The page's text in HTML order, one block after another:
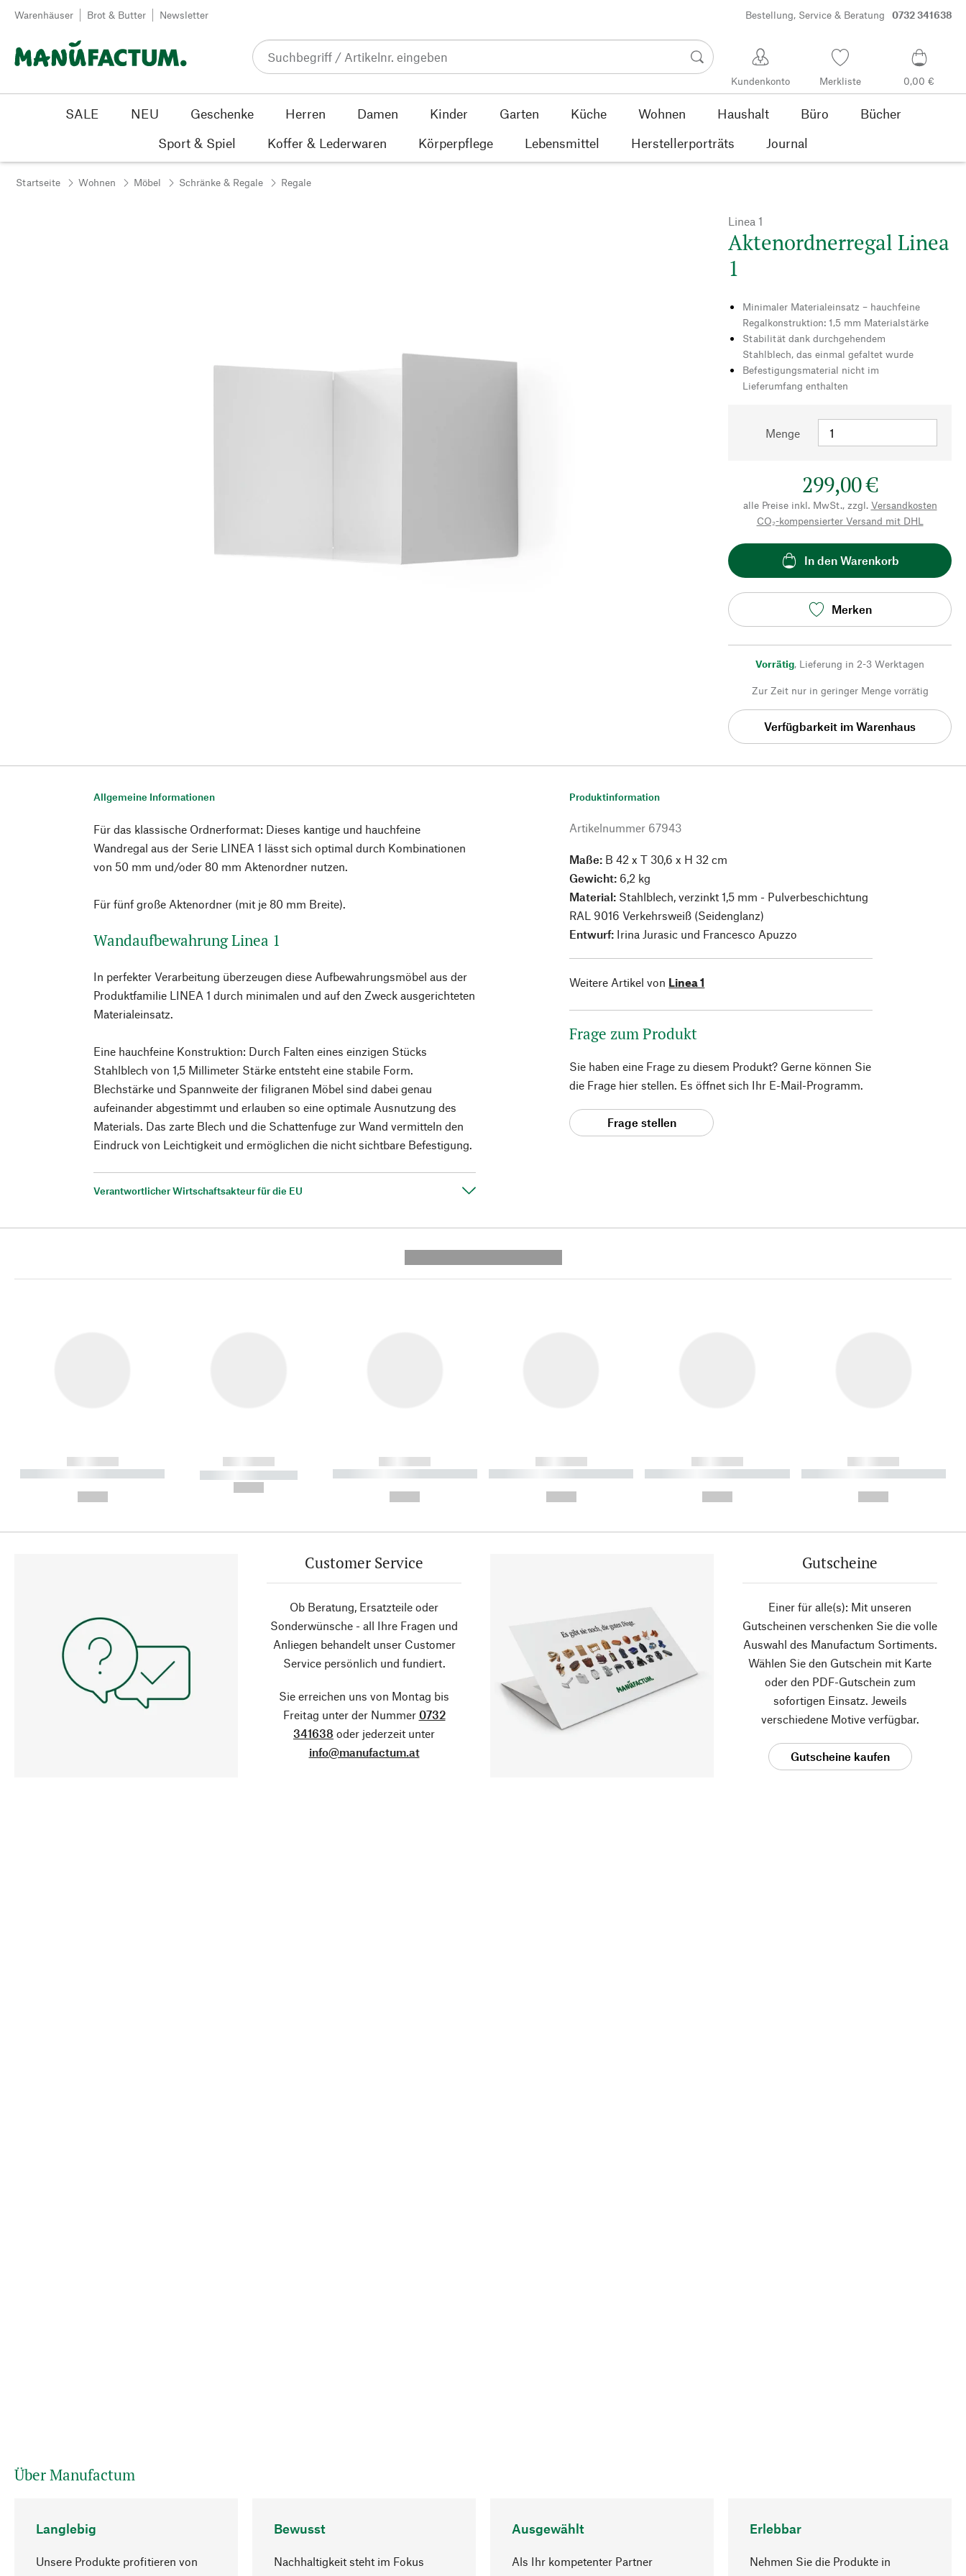
Zum Inhalt springen
Warenhäuser Brot & Butter Newsletter Bestellung, Service & Beratung 0732 341638
Kundenkonto Merkliste 0,00 €
SALE NEU Geschenke Herren Damen Kinder Garten Küche Wohnen Haushalt Büro
Bücher
Sport & Spiel
Koffer & Lederwaren Körperpflege Lebensmittel Herstellerporträts Journal
Startseite Wohnen Möbel Schränke & Regale Regale
Linea 1
Aktenordnerregal Linea
1
Minimaler Materialeinsatz – hauchfeine
Regalkonstruktion: 1,5 mm Materialstärke
Stabilität dank durchgehendem
Stahlblech, das einmal gefaltet wurde
Befestigungsmaterial nicht im
Lieferumfang enthalten
Menge
299,00 €
alle Preise inkl. MwSt., zzgl. Versandkosten
CO₂-kompensierter Versand mit DHL
In den Warenkorb
Merken
Vorrätig, Lieferung in 2-3 Werktagen
Zur Zeit nur in geringer Menge vorrätig
Verfügbarkeit im Warenhaus
Allgemeine Informationen
Für das klassische Ordnerformat: Dieses kantige und hauchfeine
Wandregal aus der Serie LINEA 1 lässt sich optimal durch Kombinationen
von 50 mm und/oder 80 mm Aktenordner nutzen.
Für fünf große Aktenordner (mit je 80 mm Breite).
Wandaufbewahrung Linea 1
In perfekter Verarbeitung überzeugen diese Aufbewahrungsmöbel aus der
Produktfamilie LINEA 1 durch minimalen und auf den Zweck ausgerichteten
Materialeinsatz.
Eine hauchfeine Konstruktion: Durch Falten eines einzigen Stücks
Stahlblech von 1,5 Millimeter Stärke entsteht eine stabile Form.
Blechstärke und Spannweite der filigranen Möbel sind dabei genau
aufeinander abgestimmt und erlauben so eine optimale Ausnutzung des
Materials. Das zarte Blech und die Schattenfuge zur Wand vermitteln den
Eindruck von Leichtigkeit und ermöglichen die nicht sichtbare Befestigung.
Verantwortlicher Wirtschaftsakteur für die EU
Produktinformation
Artikelnummer 67943
Maße: B 42 x T 30,6 x H 32 cm
Gewicht: 6,2 kg
Material: Stahlblech, verzinkt 1,5 mm - Pulverbeschichtung
RAL 9016 Verkehrsweiß (Seidenglanz)
Entwurf: Irina Jurasic und Francesco Apuzzo
Weitere Artikel von Linea 1
Frage zum Produkt
Sie haben eine Frage zu diesem Produkt? Gerne können Sie
die Frage hier stellen. Es öffnet sich Ihr E-Mail-Programm.
Frage stellen
------------
----------- ----------- ----------
------------
----------- -----------
------------
----------- ----------- ----------
------------
----------- ----------- ----------
------------
----------- ----------- ----------
------------
----------- ----------- ----------
Customer Service
Ob Beratung, Ersatzteile oder
Sonderwünsche - all Ihre Fragen und
Anliegen behandelt unser Customer
Service persönlich und fundiert.
Sie erreichen uns von Montag bis
Freitag unter der Nummer 0732
341638 oder jederzeit unter
info@manufactum.at
Gutscheine
Einer für alle(s): Mit unseren
Gutscheinen verschenken Sie die volle
Auswahl des Manufactum Sortiments.
Wählen Sie den Gutschein mit Karte
oder den PDF-Gutschein zum
sofortigen Einsatz. Jeweils
verschiedene Motive verfügbar.
Gutscheine kaufen
Über Manufactum
Langlebig
Unsere Produkte profitieren von
Bewusst
Nachhaltigkeit steht im Fokus
Ausgewählt
Als Ihr kompetenter Partner
Erlebbar
Nehmen Sie die Produkte in